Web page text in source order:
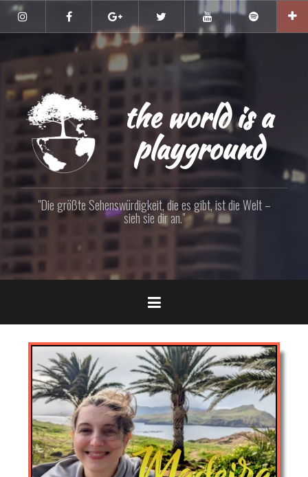
Zum
Inhalt
springen
Instagram Facebook Google+ YouTube
the world is a
playground
"Die größte Sehenswürdigkeit, die es gibt, ist die Welt –
sieh sie dir an."